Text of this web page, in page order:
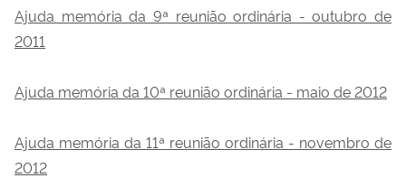
Ajuda memória da 9ª reunião ordinária - outubro de
2011
Ajuda memória da 10ª reunião ordinária - maio de 2012
Ajuda memória da 11ª reunião ordinária - novembro de
2012